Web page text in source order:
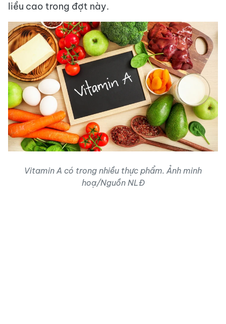
liều cao trong đợt này.
Vitamin A có trong nhiều thực phẩm. Ảnh minh
hoạ/Nguồn NLĐ